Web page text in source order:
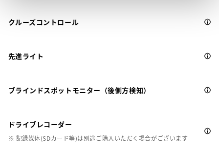
クルーズコントロール
先進ライト
ブラインドスポットモニター（後側方検知）
ドライブレコーダー
※ 記録媒体(SDカード等)は別途ご購入いただく場合がございます